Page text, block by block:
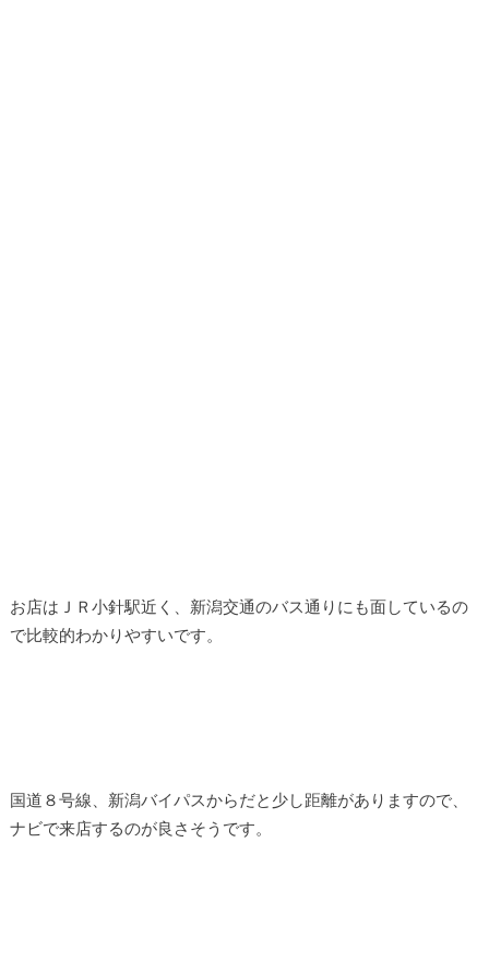
お店はＪＲ小針駅近く、新潟交通のバス通りにも面しているの
で比較的わかりやすいです。
国道８号線、新潟バイパスからだと少し距離がありますので、
ナビで来店するのが良さそうです。